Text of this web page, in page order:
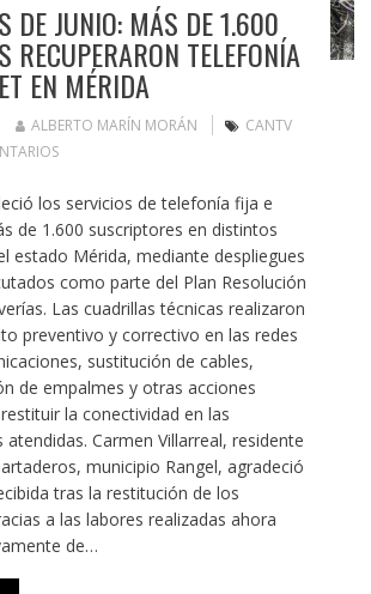
DE JUNIO: MÁS DE 1.600
RECUPERARON TELEFONÍA
EN MÉRIDA
ALBERTO MARÍN MORÁN
CANTV
los servicios de telefonía fija e
de 1.600 suscriptores en distintos
estado Mérida, mediante despliegues
como parte del Plan Resolución
Las cuadrillas técnicas realizaron
preventivo y correctivo en las redes
sustitución de cables,
de empalmes y otras acciones
la conectividad en las
atendidas. Carmen Villarreal, residente
municipio Rangel, agradeció
tras la restitución de los
a las labores realizadas ahora
de…